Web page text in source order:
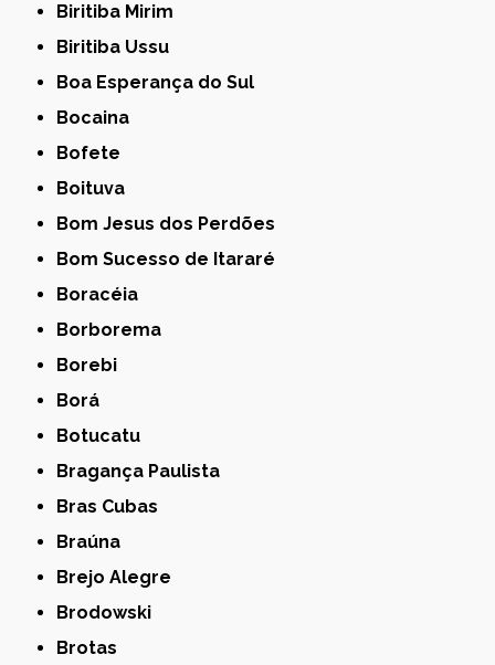
Biritiba Mirim
Biritiba Ussu
Boa Esperança do Sul
Bocaina
Bofete
Boituva
Bom Jesus dos Perdões
Bom Sucesso de Itararé
Boracéia
Borborema
Borebi
Borá
Botucatu
Bragança Paulista
Bras Cubas
Braúna
Brejo Alegre
Brodowski
Brotas